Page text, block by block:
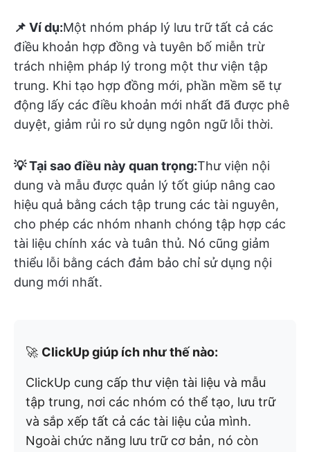
📌 Ví dụ:Một nhóm pháp lý lưu trữ tất cả các
điều khoản hợp đồng và tuyên bố miễn trừ
trách nhiệm pháp lý trong một thư viện tập
trung. Khi tạo hợp đồng mới, phần mềm sẽ tự
động lấy các điều khoản mới nhất đã được phê
duyệt, giảm rủi ro sử dụng ngôn ngữ lỗi thời.
💡 Tại sao điều này quan trọng:Thư viện nội
dung và mẫu được quản lý tốt giúp nâng cao
hiệu quả bằng cách tập trung các tài nguyên,
cho phép các nhóm nhanh chóng tập hợp các
tài liệu chính xác và tuân thủ. Nó cũng giảm
thiểu lỗi bằng cách đảm bảo chỉ sử dụng nội
dung mới nhất.
🚀 ClickUp giúp ích như thế nào:
ClickUp cung cấp thư viện tài liệu và mẫu
tập trung, nơi các nhóm có thể tạo, lưu trữ
và sắp xếp tất cả các tài liệu của mình.
Ngoài chức năng lưu trữ cơ bản, nó còn